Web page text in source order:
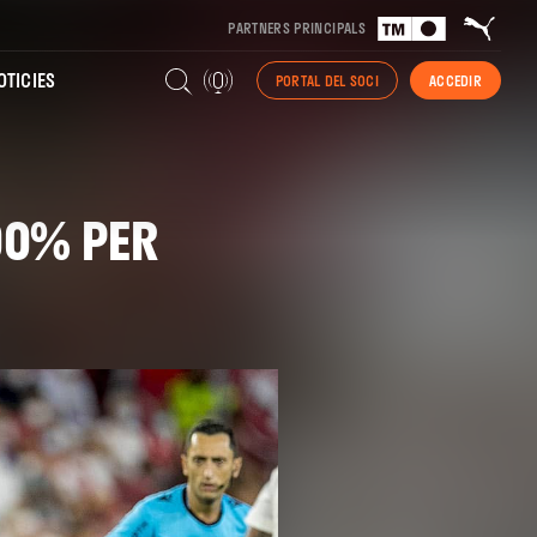
PARTNERS PRINCIPALS
PORTAL DEL SOCI ACCEDIR
PER